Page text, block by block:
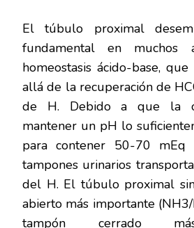
El túbulo proximal
fundamental en muchos
homeostasis ácido-base,
allá de la recuperación de
de H. Debido a que la
mantener un pH lo
para contener 50-70
tampones urinarios
del H. El túbulo proximal
abierto más importante
tampón cerrado